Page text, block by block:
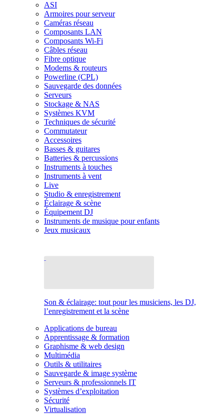
ASI
Armoires pour serveur
Caméras réseau
Composants LAN
Composants Wi-Fi
Câbles réseau
Fibre optique
Modems & routeurs
Powerline (CPL)
Sauvegarde des données
Serveurs
Stockage & NAS
Systèmes KVM
Techniques de sécurité
Commutateur
Accessoires
Basses & guitares
Batteries & percussions
Instruments à touches
Instruments à vent
Live
Studio & enregistrement
Éclairage & scène
Équipement DJ
Instruments de musique pour enfants
Jeux musicaux
Son & éclairage: tout pour les musiciens, les DJ,
l’enregistrement et la scène
Applications de bureau
Apprentissage & formation
Graphisme & web design
Multimédia
Outils & utilitaires
Sauvegarde & image système
Serveurs & professionnels IT
Systèmes d’exploitation
Sécurité
Virtualisation